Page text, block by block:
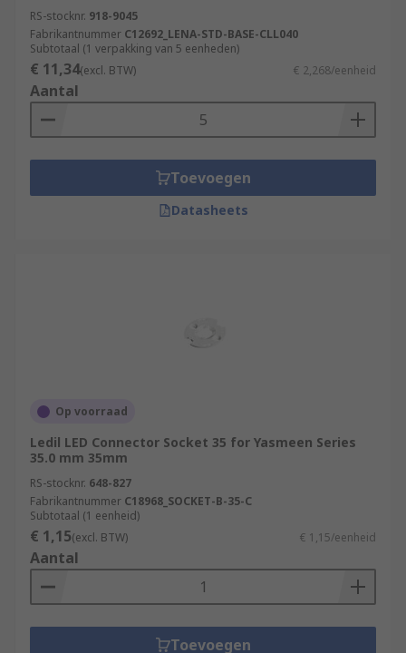
RS-stocknr. 918-9045
Fabrikantnummer C12692_LENA-STD-BASE-CLL040
Subtotaal (1 verpakking van 5 eenheden)
€ 11,34(excl. BTW) € 2,268/eenheid
Aantal
Toevoegen
Datasheets
Op voorraad
Ledil LED Connector Socket 35 for Yasmeen Series
35.0 mm 35mm
RS-stocknr. 648-827
Fabrikantnummer C18968_SOCKET-B-35-C
Subtotaal (1 eenheid)
€ 1,15(excl. BTW) € 1,15/eenheid
Aantal
Toevoegen